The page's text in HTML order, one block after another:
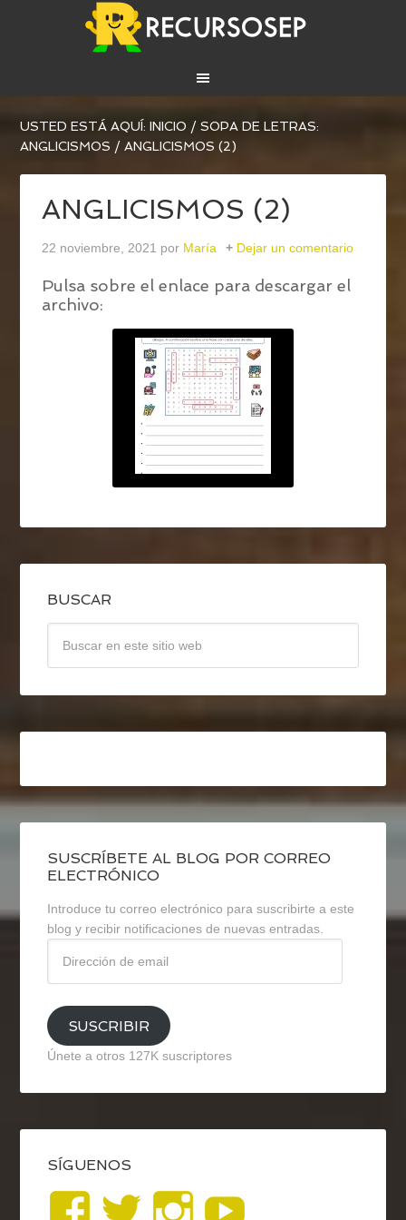
USTED ESTÁ AQUÍ:INICIO / SOPA DE LETRAS:
ANGLICISMOS / ANGLICISMOS (2)
ANGLICISMOS (2)
22 noviembre, 2021 por María Dejar un comentario
Pulsa sobre el enlace para descargar el
archivo:
BUSCAR
SUSCRÍBETE AL BLOG POR CORREO
ELECTRÓNICO
Introduce tu correo electrónico para suscribirte a este
blog y recibir notificaciones de nuevas entradas.
email
SUSCRIBIR
Únete a otros 127K suscriptores
SÍGUENOS
VerVerVer